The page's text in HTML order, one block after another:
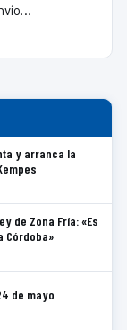
y arranca la
de Zona Fría: «Es
Córdoba»
de mayo